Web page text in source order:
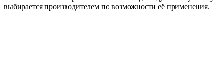
выбирается производителем по возможности её применения.